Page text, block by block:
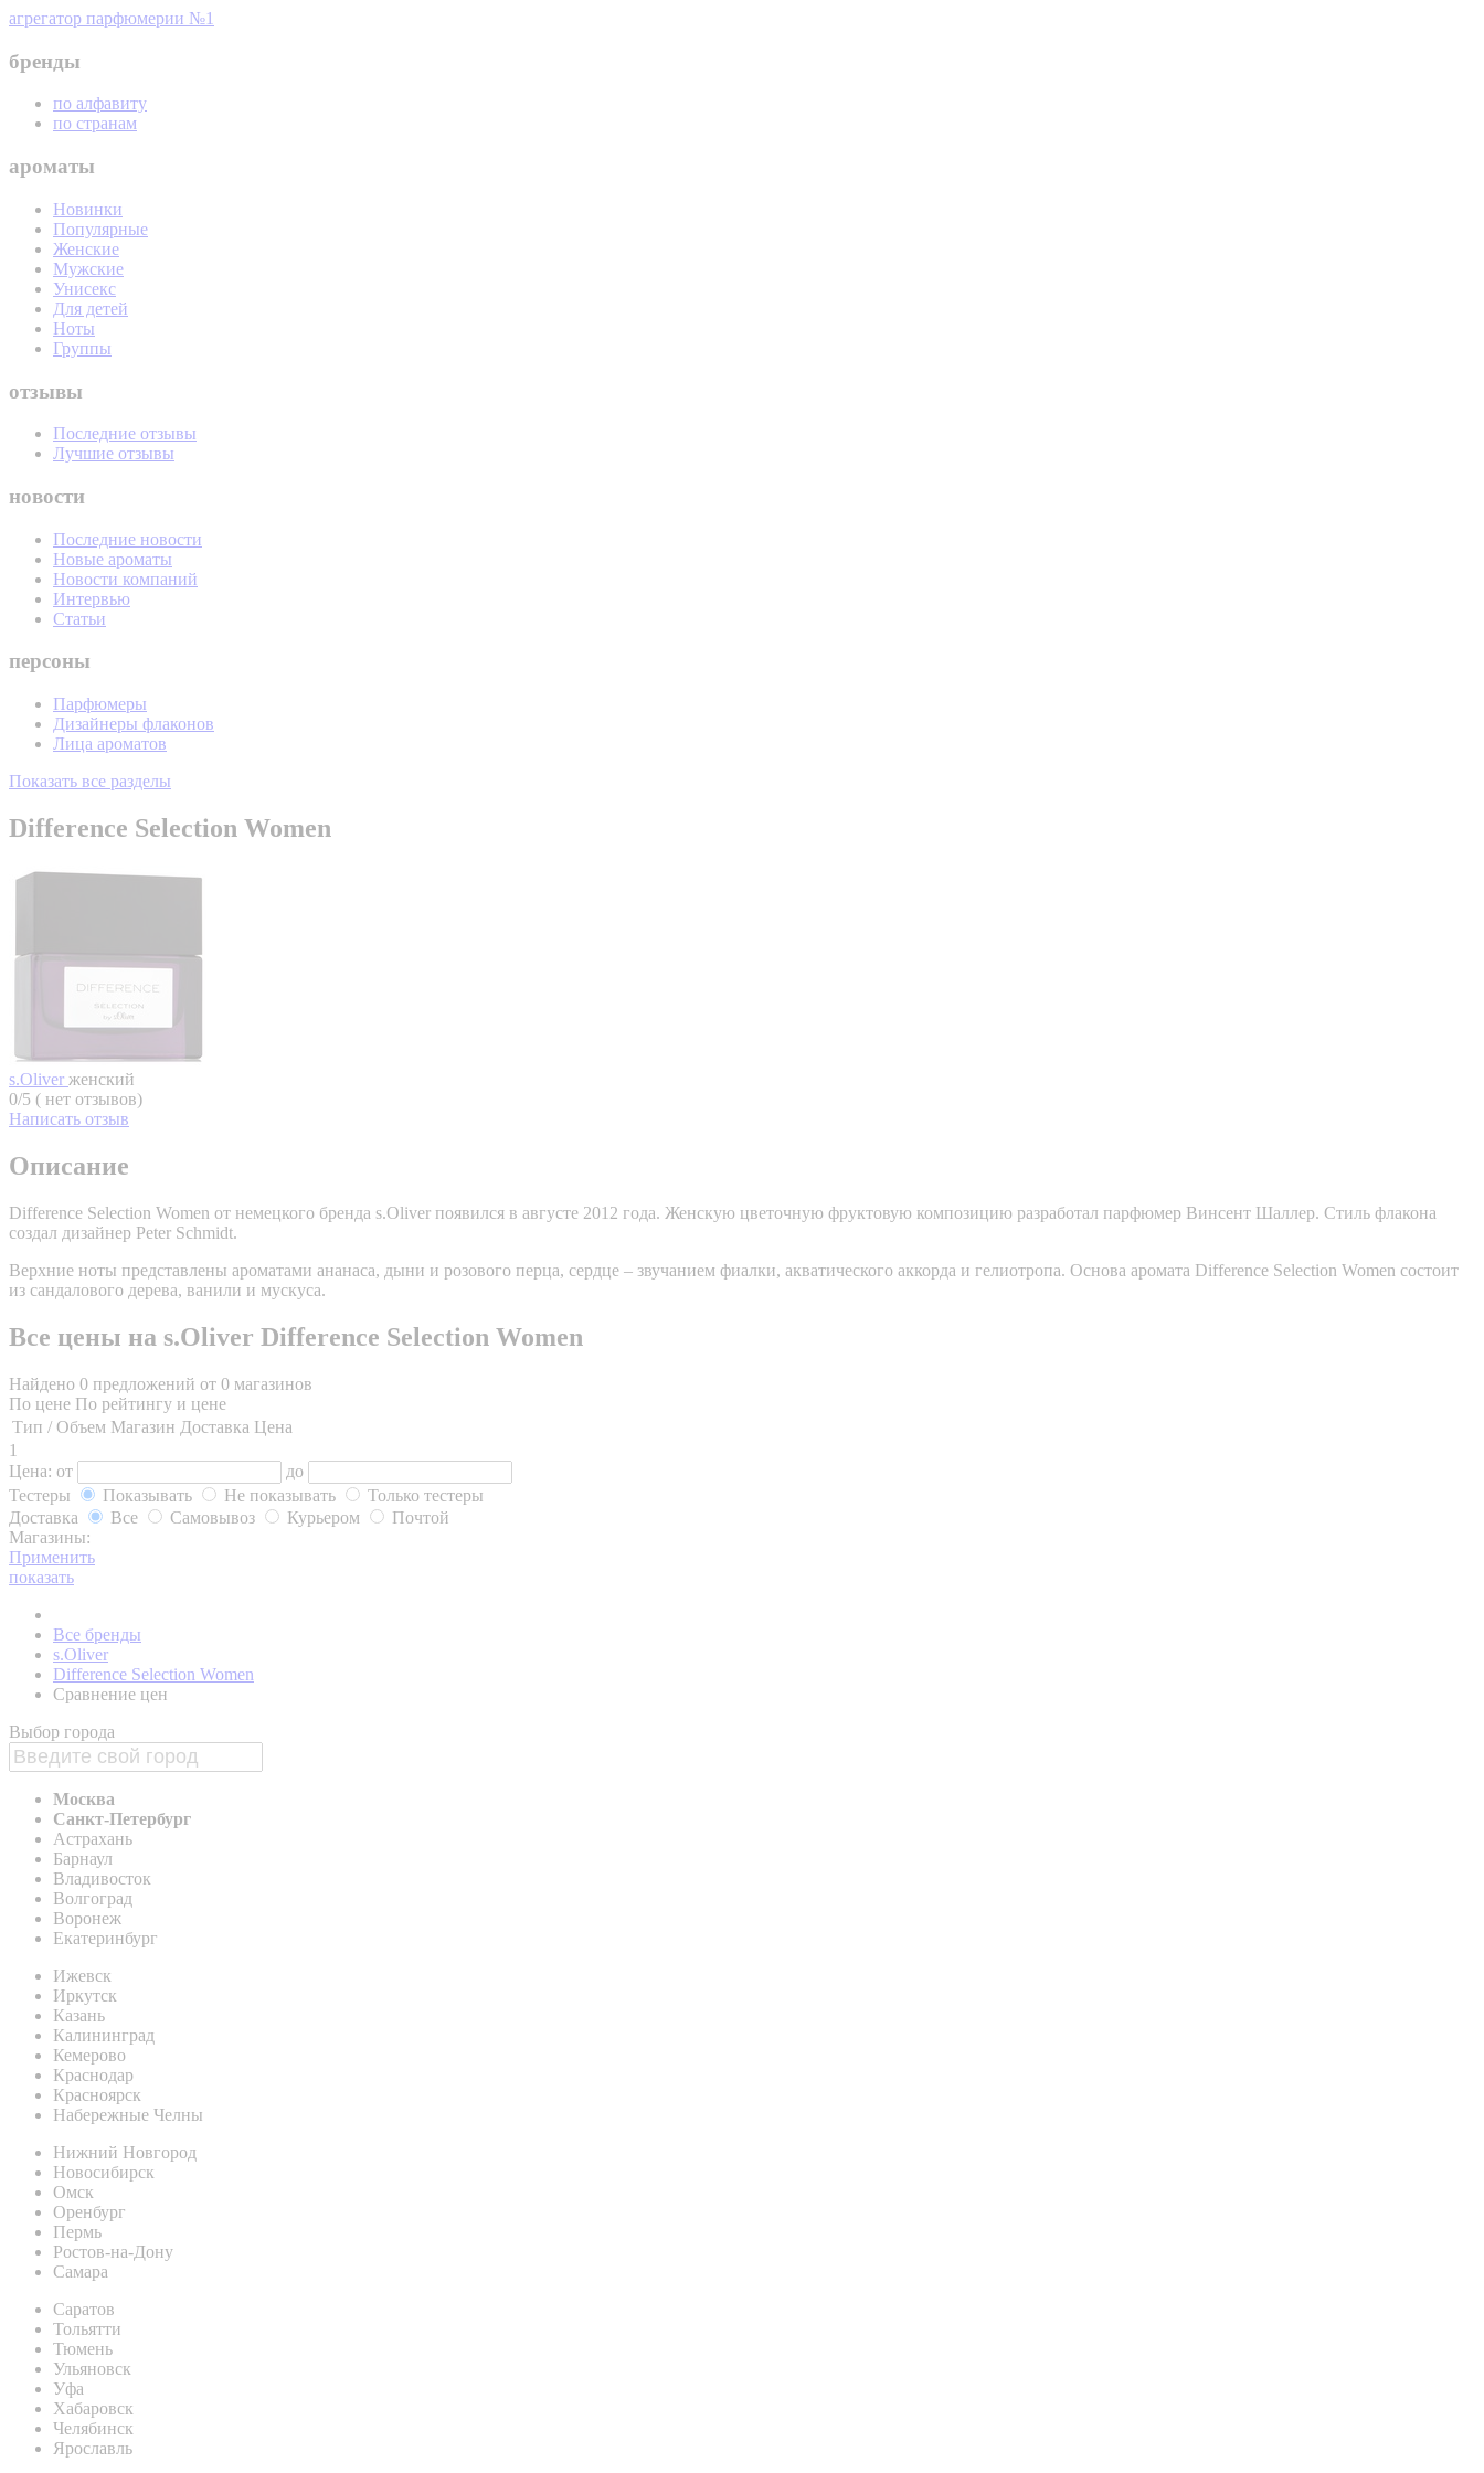
агрегатор парфюмерии №1
бренды
по алфавиту
по странам
ароматы
Новинки
Популярные
Женские
Мужские
Унисекс
Для детей
Ноты
Группы
отзывы
Последние отзывы
Лучшие отзывы
новости
Последние новости
Новые ароматы
Новости компаний
Интервью
Статьи
персоны
Парфюмеры
Дизайнеры флаконов
Лица ароматов
Показать все разделы
Difference Selection Women
s.Oliver женский
0/5 ( нет отзывов)
Написать отзыв
Описание
Difference Selection Women от немецкого бренда s.Oliver появился в августе 2012 года. Женскую цветочную фруктовую композицию разработал парфюмер Винсент Шаллер. Стиль флакона
создал дизайнер Peter Schmidt.
Верхние ноты представлены ароматами ананаса, дыни и розового перца, сердце – звучанием фиалки, акватического аккорда и гелиотропа. Основа аромата Difference Selection Women состоит
из сандалового дерева, ванили и мускуса.
Все цены на s.Oliver Difference Selection Women
Найдено 0 предложений от 0 магазинов
По цене По рейтингу и цене
Тип / Объем Магазин Доставка Цена
1
Цена: от
до
Тестеры
Показывать Не показывать
Только тестеры
Доставка
Все Самовывоз Курьером
Почтой
Магазины:
Применить
показать
Все бренды
s.Oliver
Difference Selection Women
Сравнение цен
Выбор города
Москва
Санкт-Петербург
Астрахань
Барнаул
Владивосток
Волгоград
Воронеж
Екатеринбург
Ижевск
Иркутск
Казань
Калининград
Кемерово
Краснодар
Красноярск
Набережные Челны
Нижний Новгород
Новосибирск
Омск
Оренбург
Пермь
Ростов-на-Дону
Самара
Саратов
Тольятти
Тюмень
Ульяновск
Уфа
Хабаровск
Челябинск
Ярославль